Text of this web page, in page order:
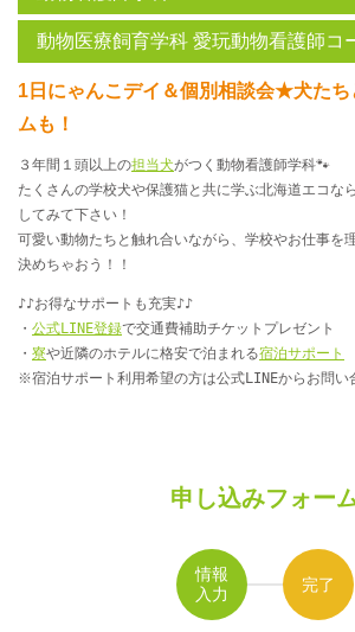
動物医療飼育学科 愛玩動物看護師コ
1日にゃんこデイ＆個別相談会★犬たち
ムも！
３年間１頭以上の担当犬がつく動物看護師学科🐾
たくさんの学校犬や保護猫と共に学ぶ北海道エコな
してみて下さい！
可愛い動物たちと触れ合いながら、学校やお仕事を
決めちゃおう！！
♪♪お得なサポートも充実♪♪
・ 公式LINE登録で交通費補助チケットプレゼント
・ 寮や近隣のホテルに格安で泊まれる宿泊サポート
※宿泊サポート利用希望の方は公式LINEからお問い
申し込みフォー
情報
入力
完了